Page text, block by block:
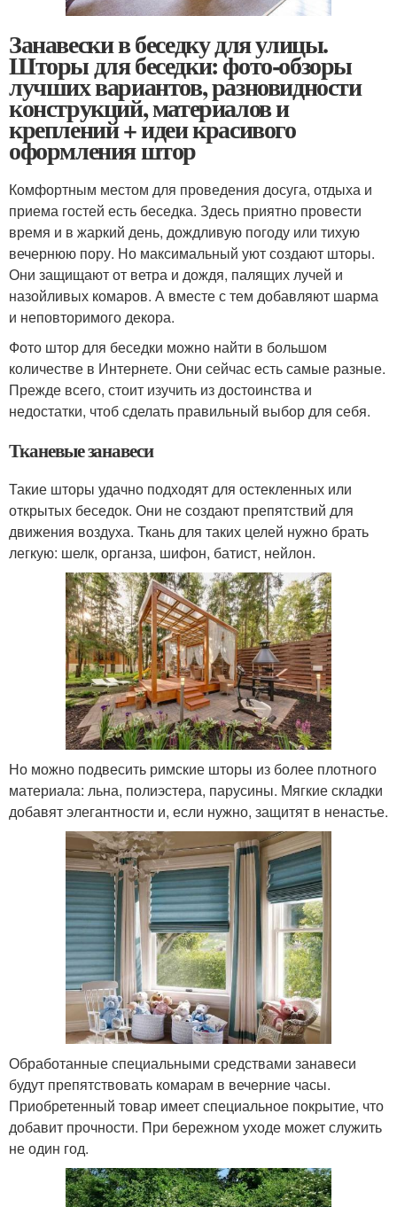
Занавески в беседку для улицы.
Шторы для беседки: фото-обзоры
лучших вариантов, разновидности
конструкций, материалов и
креплений + идеи красивого
оформления штор
Комфортным местом для проведения досуга, отдыха и
приема гостей есть беседка. Здесь приятно провести
время и в жаркий день, дождливую погоду или тихую
вечернюю пору. Но максимальный уют создают шторы.
Они защищают от ветра и дождя, палящих лучей и
назойливых комаров. А вместе с тем добавляют шарма
и неповторимого декора.
Фото штор для беседки можно найти в большом
количестве в Интернете. Они сейчас есть самые разные.
Прежде всего, стоит изучить из достоинства и
недостатки, чтоб сделать правильный выбор для себя.
Тканевые занавеси
Такие шторы удачно подходят для остекленных или
открытых беседок. Они не создают препятствий для
движения воздуха. Ткань для таких целей нужно брать
легкую: шелк, органза, шифон, батист, нейлон.
Но можно подвесить римские шторы из более плотного
материала: льна, полиэстера, парусины. Мягкие складки
добавят элегантности и, если нужно, защитят в ненастье.
Обработанные специальными средствами занавеси
будут препятствовать комарам в вечерние часы.
Приобретенный товар имеет специальное покрытие, что
добавит прочности. При бережном уходе может служить
не один год.